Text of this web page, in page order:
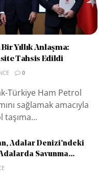
Yıllık Anlaşma:
Tahsis Edildi
0
Türkiye Ham Petrol
sağlamak amacıyla
Adalar Denizi’ndeki
Savunma...